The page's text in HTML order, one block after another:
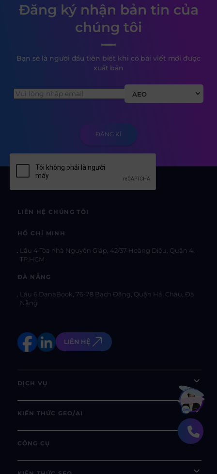
Đăng ký nhận bản tin của
chúng tôi
Bạn sẽ là người đầu tiên biết khi có bài viết mới được
xuất bản
AEO
LIÊN HỆ CHÚNG TÔI
HỒ CHÍ MINH
Lầu 4 Tòa nhà Nguyên Giáp, 42/37 Hoàng Diệu, Quận 4,
TP.HCM
ĐÀ NẴNG
Lầu 6 DanaBook, 76-78 Bạch Đằng, Quận Hải Châu, Đà
Nẵng
LIÊN HỆ
DỊCH VỤ
KIẾN THỨC GEO/AI
CÔNG CỤ
Bạn muốn hiểu thêm?Xem chi tiết